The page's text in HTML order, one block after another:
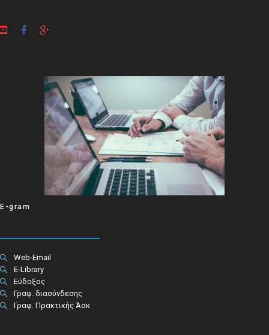
E-gram
Web-Email
E-Library
Εύδοξος
Γραφ. διασύνδεσης
Γραφ. Πρακτικής Άσκ